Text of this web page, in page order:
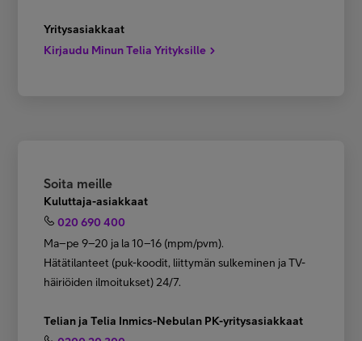
Yritysasiakkaat
Kirjaudu Minun Telia Yrityksille
Soita meille
Kuluttaja-asiakkaat
020 690 400
Ma–pe 9–20 ja la 10–16 (mpm/pvm).
Hätätilanteet (puk-koodit, liittymän sulkeminen ja TV-
häiriöiden ilmoitukset) 24/7.
Telian ja Telia Inmics-Nebulan PK-yritysasiakkaat